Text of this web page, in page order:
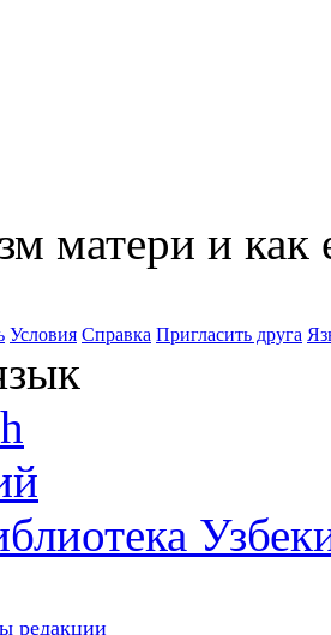
матери и как
Условия Справка Пригласить друга
редакции